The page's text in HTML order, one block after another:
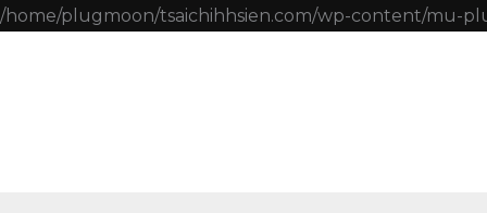
/home/plugmoon/tsaichihhsien.com/wp-content/mu-